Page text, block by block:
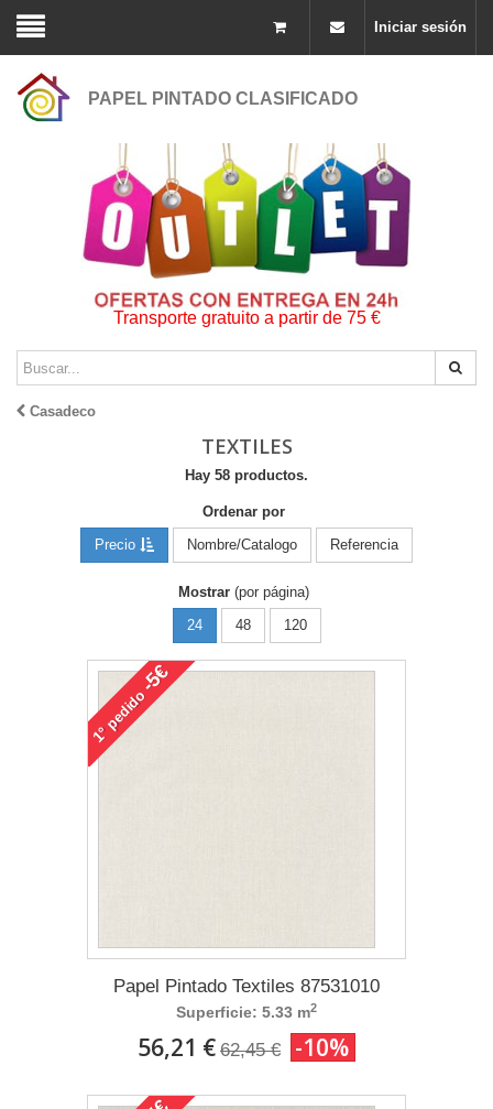
Iniciar sesión
PAPEL PINTADO CLASIFICADO
Transporte gratuito a partir de 75 €
Casadeco
TEXTILES
Hay 58 productos.
Ordenar por
Precio
Nombre/Catalogo Referencia
Mostrar (por página)
24
48 120
1°
pedido
-5€
Papel Pintado Textiles 87531010
Superficie: 5.33 m2
56,21 € 62,45 € -10%